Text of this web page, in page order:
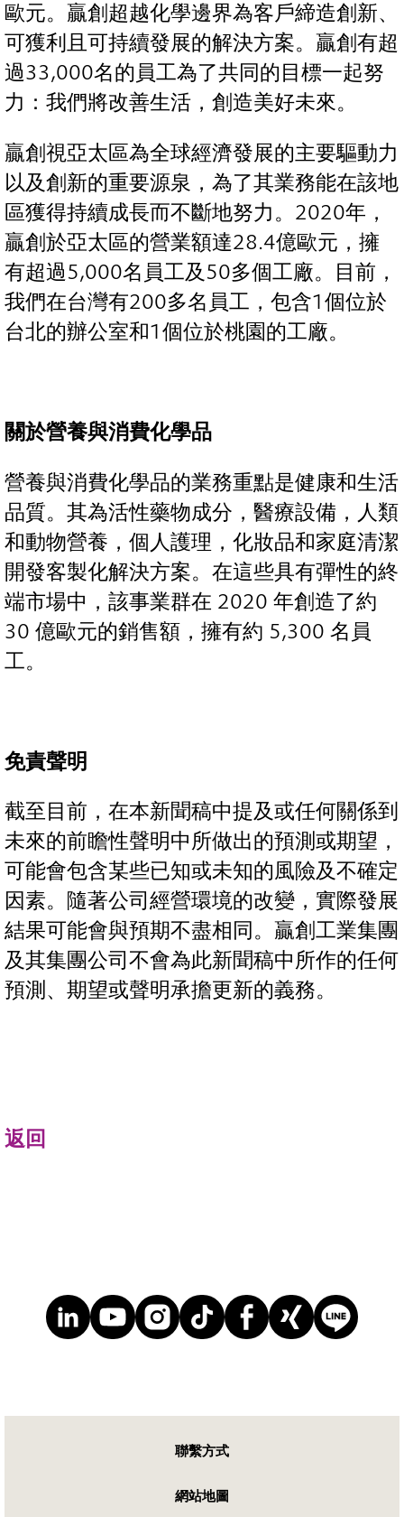
歐元。贏創超越化學邊界為客戶締造創新、
可獲利且可持續發展的解決方案。贏創有超
過33,000名的員工為了共同的目標一起努
力：我們將改善生活，創造美好未來。
贏創視亞太區為全球經濟發展的主要驅動力
以及創新的重要源泉，為了其業務能在該地
區獲得持續成長而不斷地努力。2020年，
贏創於亞太區的營業額達28.4億歐元，擁
有超過5,000名員工及50多個工廠。目前，
我們在台灣有200多名員工，包含1個位於
台北的辦公室和1個位於桃園的工廠。
關於營養與消費化學品
營養與消費化學品的業務重點是健康和生活
品質。其為活性藥物成分，醫療設備，人類
和動物營養，個人護理，化妝品和家庭清潔
開發客製化解決方案。在這些具有彈性的終
端市場中，該事業群在 2020 年創造了約
30 億歐元的銷售額，擁有約 5,300 名員
工。
免責聲明
截至目前，在本新聞稿中提及或任何關係到
未來的前瞻性聲明中所做出的預測或期望，
可能會包含某些已知或未知的風險及不確定
因素。隨著公司經營環境的改變，實際發展
結果可能會與預期不盡相同。贏創工業集團
及其集團公司不會為此新聞稿中所作的任何
預測、期望或聲明承擔更新的義務。
返回
聯繫方式
網站地圖